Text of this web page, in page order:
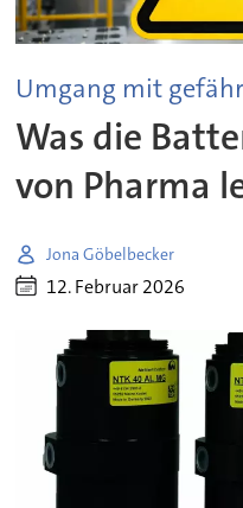
Umgang mit
Was die
von Pharma
Jona Göbelbecker
12. Februar 2026